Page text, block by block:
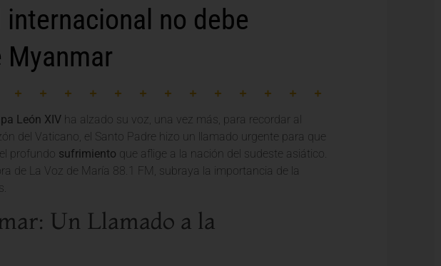
no debe
León XIVha alzado su voz, una vez más, para recordar al
del Vaticano, el Santo Padre hizo un llamado urgente para que
profundo sufrimiento que aflige a la nación del sudeste asiático.
de La Voz de María 88.1 FM, subraya la importancia de la
Un Llamado a la